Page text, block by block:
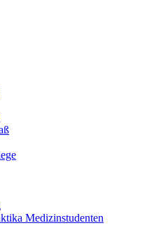
Medizinstudenten